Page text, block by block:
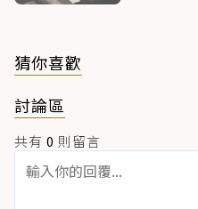
猜你喜歡
討論區
共有 0 則留言